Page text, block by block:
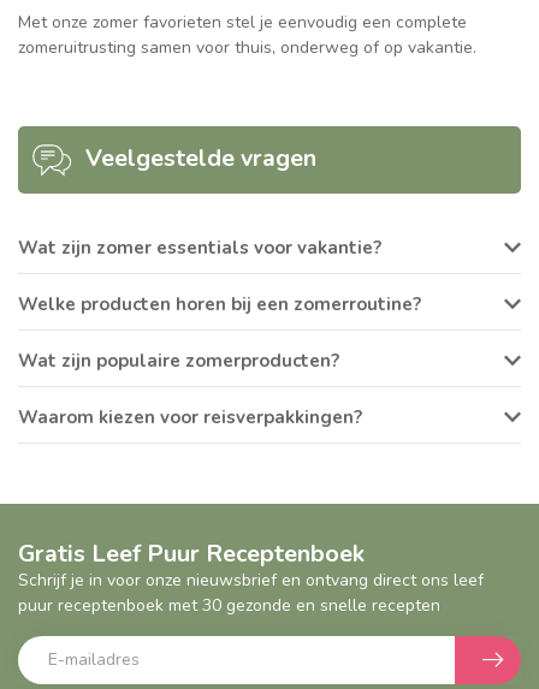
Met onze zomer favorieten stel je eenvoudig een complete
zomeruitrusting samen voor thuis, onderweg of op vakantie.
Veelgestelde vragen
Wat zijn zomer essentials voor vakantie?
dagelijkse verzorgingsproducten en reisverpakkingen die
eenvoudig mee te nemen zijn.
Welke producten horen bij een zomerroutine?
verzorgingsproducten die geschikt zijn voor zonnige dagen.
Wat zijn populaire zomerproducten?
zonnebrand, minerale zonnebrand, after sun en reisverpakkingen.
Waarom kiezen voor reisverpakkingen?
Gratis Leef Puur Receptenboek
Schrijf je in voor onze nieuwsbrief en ontvang direct ons leef
puur receptenboek met 30 gezonde en snelle recepten